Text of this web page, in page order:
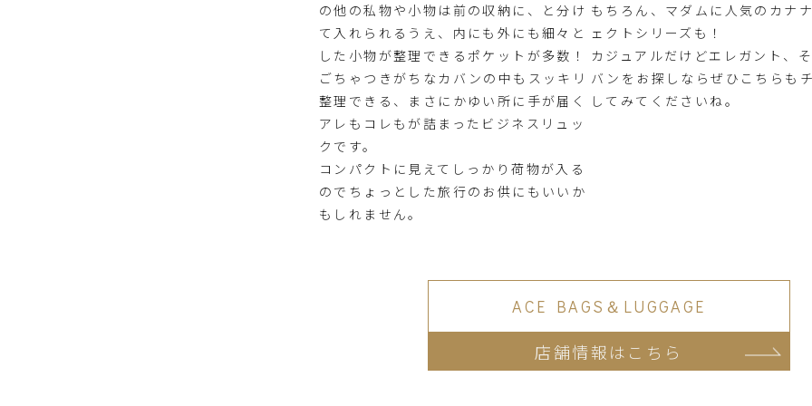
の他の私物や小物は前の収納に、と分け
て入れられるうえ、内にも外にも細々と
した小物が整理できるポケットが多数！
ごちゃつきがちなカバンの中もスッキリ
整理できる、まさにかゆい所に手が届く
アレもコレもが詰まったビジネスリュッ
クです。
コンパクトに見えてしっかり荷物が入る
のでちょっとした旅行のお供にもいいか
もしれません。
もちろん、マダムに人気のカナ
ェクトシリーズも！
カジュアルだけどエレガント、
バンをお探しならぜひこちらも
してみてくださいね。
ACE BAGS＆LUGGAGE
店舗情報はこちら